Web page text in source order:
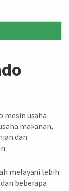
mesin usaha
makanan,
dan
melayani lebih
beberapa